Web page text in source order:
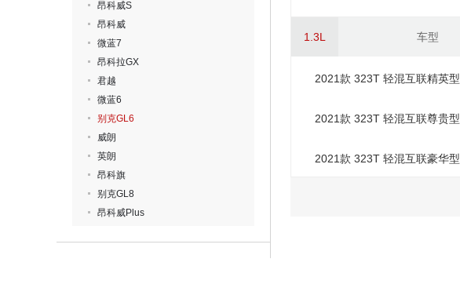
昂科威S
昂科威
微蓝7
昂科拉GX
君越
微蓝6
别克GL6
威朗
英朗
昂科旗
别克GL8
昂科威Plus
1.3L 车型
2021款 323T 轻混互联精英型
2021款 323T 轻混互联尊贵型
2021款 323T 轻混互联豪华型